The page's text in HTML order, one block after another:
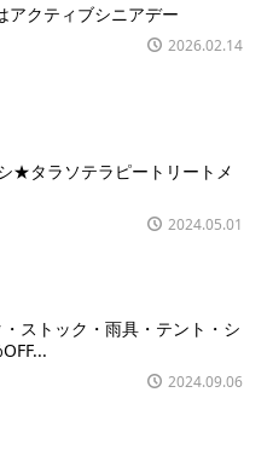
アクティブシニアデー
2026.02.14
★タラソテラピートリートメ
2024.05.01
ストック・雨具・テント・シ
2024.09.06